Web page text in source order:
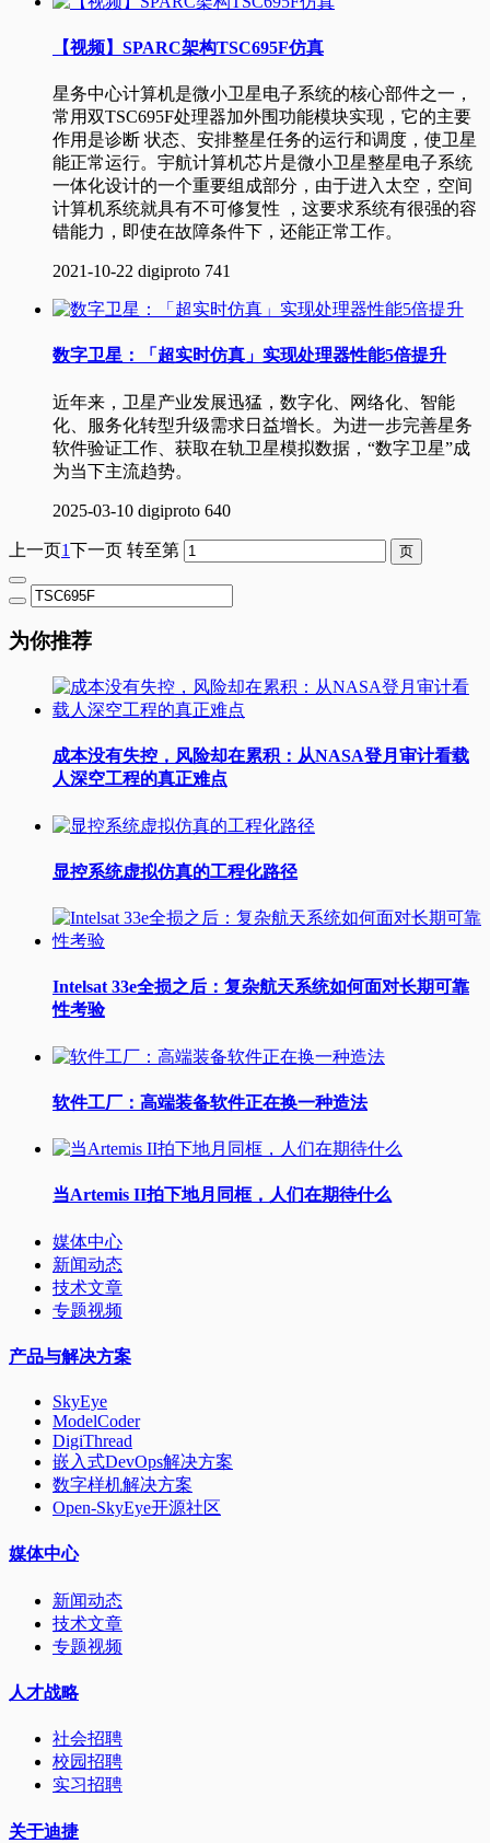
【视频】SPARC架构TSC695F仿真
星务中心计算机是微小卫星电子系统的核心部件之一，
常用双TSC695F处理器加外围功能模块实现，它的主要
作用是诊断 状态、安排整星任务的运行和调度，使卫星
能正常运行。宇航计算机芯片是微小卫星整星电子系统
一体化设计的一个重要组成部分，由于进入太空，空间
计算机系统就具有不可修复性 ，这要求系统有很强的容
错能力，即使在故障条件下，还能正常工作。
2021-10-22 digiproto 741
数字卫星：「超实时仿真」实现处理器性能5倍提升
近年来，卫星产业发展迅猛，数字化、网络化、智能
化、服务化转型升级需求日益增长。为进一步完善星务
软件验证工作、获取在轨卫星模拟数据，“数字卫星”成
为当下主流趋势。
2025-03-10 digiproto 640
上一页1下一页 转至第
为你推荐
成本没有失控，风险却在累积：从NASA登月审计看载
人深空工程的真正难点
显控系统虚拟仿真的工程化路径
Intelsat 33e全损之后：复杂航天系统如何面对长期可靠
性考验
软件工厂：高端装备软件正在换一种造法
当Artemis II拍下地月同框，人们在期待什么
媒体中心
新闻动态
技术文章
专题视频
产品与解决方案
SkyEye
ModelCoder
DigiThread
嵌入式DevOps解决方案
数字样机解决方案
Open-SkyEye开源社区
媒体中心
新闻动态
技术文章
专题视频
人才战略
社会招聘
校园招聘
实习招聘
关于迪捷